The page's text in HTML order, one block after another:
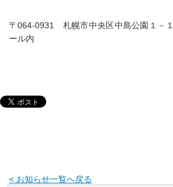
〒064-0931 札幌市中央区中島公園１－
ール内
< お知らせ一覧へ戻る